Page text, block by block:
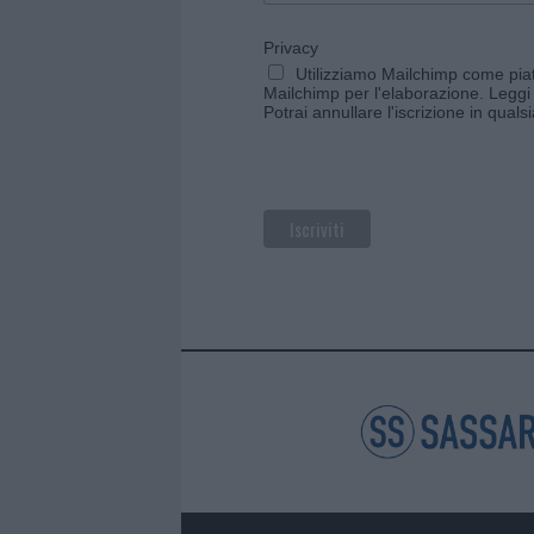
Privacy
Utilizziamo Mailchimp come
Mailchimp per l'elaborazione.
Potrai annullare l'iscrizione in